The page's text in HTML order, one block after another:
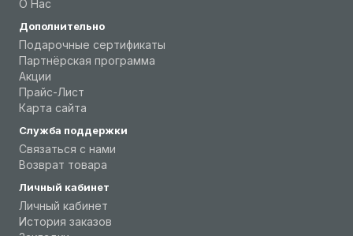
О Нас
Дополнительно
Подарочные сертификаты
Партнёрская программа
Акции
Прайс-Лист
Карта сайта
Служба поддержки
Связаться с нами
Возврат товара
Личный кабинет
Личный кабинет
История заказов